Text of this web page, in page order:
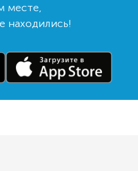
месте,
находились!